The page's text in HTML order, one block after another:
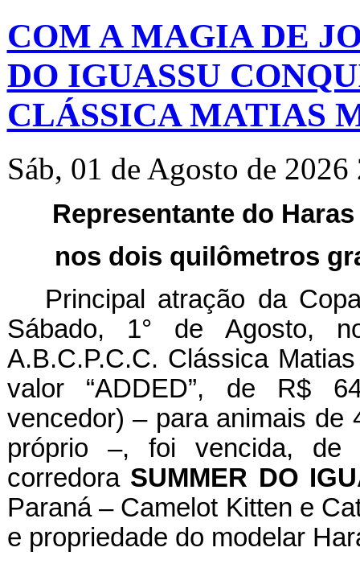
COM A MAGIA DE
DO IGUASSU
CLÁSSICA MATIAS
Sáb, 01 de Agosto de 2026
Representante do
nos dois quilômetros
Principal atração da
Sábado, 1° de Agosto,
A.B.C.P.C.C. Clássica
valor “ADDED”, de R$
vencedor) – para animais de
próprio –, foi vencida, de
corredora SUMMER DO
Paraná – Camelot Kitten e
e propriedade do modelar